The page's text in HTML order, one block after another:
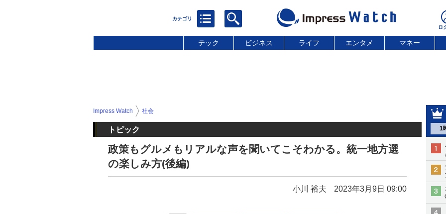
テック ビジネス ライフ エンタメ マネー
1
Impress Watch 社会
トピック
政策もグルメもリアルな声を聞いてこそわかる。統一地方選
の楽しみ方(後編)
小川 裕夫 2023年3月9日 09:00